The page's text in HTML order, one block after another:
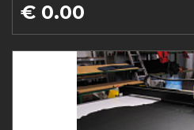
€ 0.00